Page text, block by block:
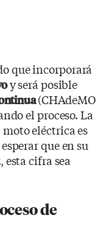
que incorporará
y será posible
(CHAdeMO
el proceso. La
eléctrica es
que en su
cifra sea
de